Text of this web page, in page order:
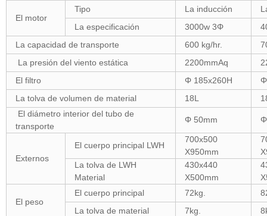
El motor
Tipo La inducción
La especificación
3000w 3Φ
La capacidad de transporte
600 kg/hr.
La presión del viento estática
2200mmAq
El filtro
Φ 185x260H
Φ
La tolva de volumen de material
18L
El diámetro interior del tubo de
transporte
Φ 50mm Φ
Externos
El cuerpo principal LWH
700x500
X950mm
La tolva de LWH
Material
430x440
X500mm
El peso
El cuerpo principal 72kg.
La tolva de material
7kg.